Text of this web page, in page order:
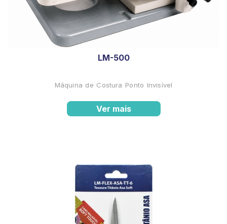
LM-500
Máquina de Costura Ponto Invisível
Ver mais